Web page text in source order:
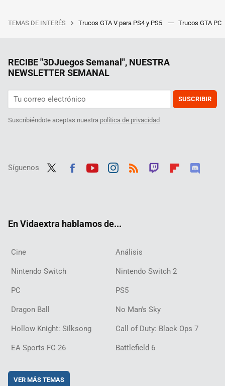
TEMAS DE INTERÉS Trucos GTA V para PS4 y PS5 Trucos GTA PC
RECIBE "3DJuegos Semanal", NUESTRA
NEWSLETTER SEMANAL
SUSCRIBIR
Suscribiéndote aceptas nuestra política de privacidad
Síguenos
En Vidaextra hablamos de...
Cine Análisis
Nintendo Switch Nintendo Switch 2
PC PS5
Dragon Ball No Man's Sky
Hollow Knight: Silksong Call of Duty: Black Ops 7
EA Sports FC 26 Battlefield 6
VER MÁS TEMAS